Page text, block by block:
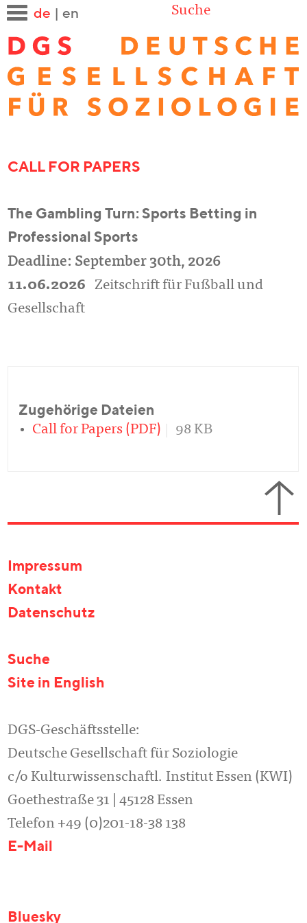
de en Suche
CALL FOR PAPERS
The Gambling Turn: Sports Betting in
Professional Sports
Deadline: September 30th, 2026
11.06.2026
Zeitschrift für Fußball und
Gesellschaft
Zugehörige Dateien
Call for Papers (PDF)
98 KB
Impressum
Kontakt
Datenschutz
Suche
Site in English
DGS-Geschäftsstelle:
Deutsche Gesellschaft für Soziologie
c/o Kulturwissenschaftl. Institut Essen (KWI)
Goethestraße 31 | 45128 Essen
Telefon +49 (0)201-18-38 138
E-Mail
Bluesky